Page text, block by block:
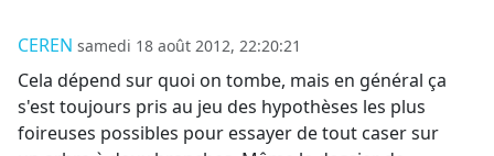
CEREN samedi 18 août 2012, 22:20:21
Cela dépend sur quoi on tombe, mais en général ça
s'est toujours pris au jeu des hypothèses les plus
foireuses possibles pour essayer de tout caser sur